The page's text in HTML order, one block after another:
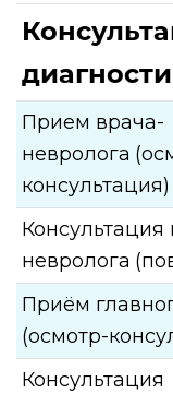
Прием врача-
невролога
консультация)
Консультация
невролога
Приём
(осмотр-
Консультация